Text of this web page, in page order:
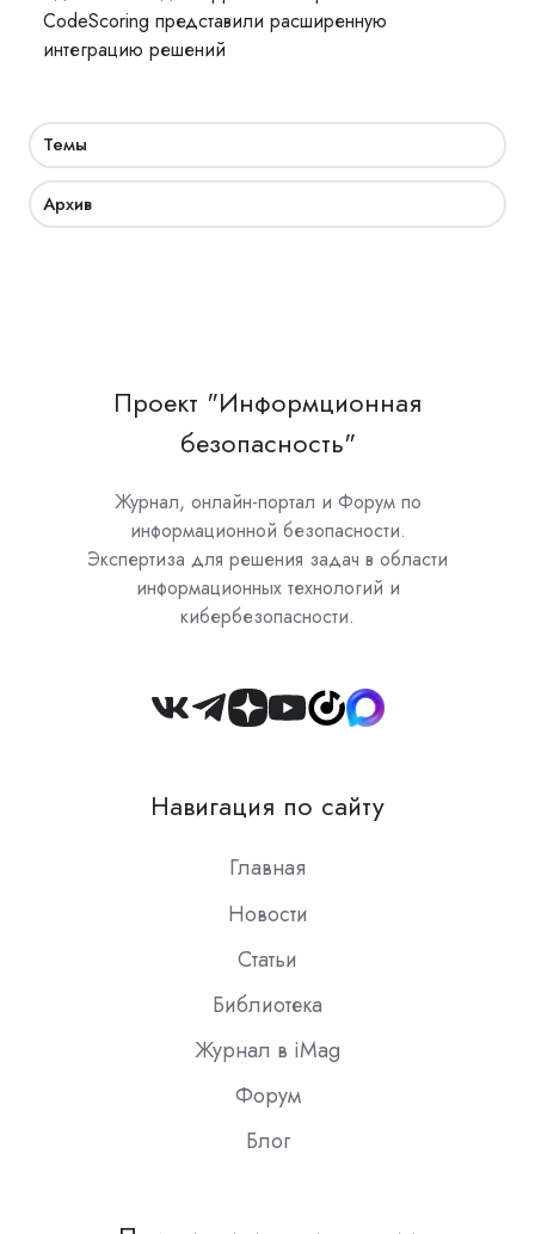
CodeScoring представили расширенную
интеграцию решений
Темы
Архив
Проект "Информционная
безопасность"
Журнал, онлайн-портал и Форум по
информационной безопасности.
Экспертиза для решения задач в области
информационных технологий и
кибербезопасности.
Join
Slack
Навигация по сайту
Главная
Новости
Статьи
Библиотека
Журнал в iMag
Форум
Блог